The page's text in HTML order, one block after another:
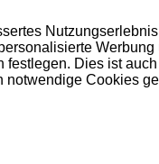
festlegen. Dies ist
notwendige Cookies